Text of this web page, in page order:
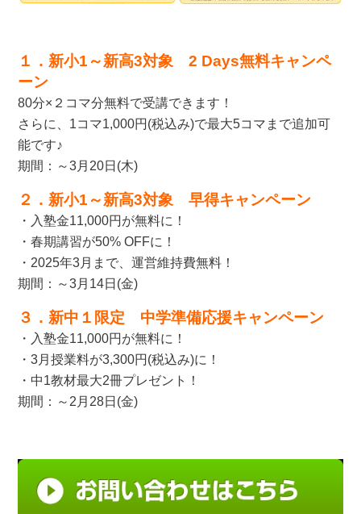
１．新小1～新高3対象 2 Days無料キャンペ
ーン
80分×２コマ分無料で受講できます！
さらに、1コマ1,000円(税込み)で最大5コマまで追加可
能です♪
期間：～3月20日(木)
２．新小1～新高3対象 早得キャンペーン
・入塾金11,000円が無料に！
・春期講習が50% OFFに！
・2025年3月まで、運営維持費無料！
期間：～3月14日(金)
３．新中１限定 中学準備応援キャンペーン
・入塾金11,000円が無料に！
・3月授業料が3,300円(税込み)に！
・中1教材最大2冊プレゼント！
期間：～2月28日(金)